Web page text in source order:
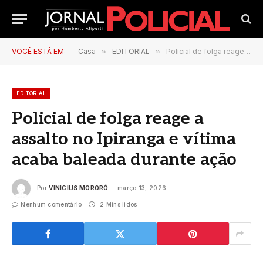
VOCÊ ESTÁ EM: Casa » EDITORIAL » Policial de folga reage a assalto no Ipiranga e vítima acaba baleada durante ação
EDITORIAL
Policial de folga reage a
assalto no Ipiranga e vítima
acaba baleada durante ação
Por VINICIUS MORORÓ março 13, 2026
Nenhum comentário 2 Mins lidos